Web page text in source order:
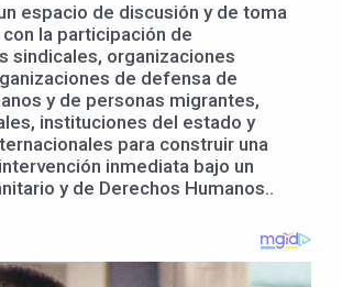
espacio de discusión y de toma
la participación de
sindicales, organizaciones
de defensa de
y de personas migrantes,
instituciones del estado y
para construir una
inmediata bajo un
y de Derechos Humanos..